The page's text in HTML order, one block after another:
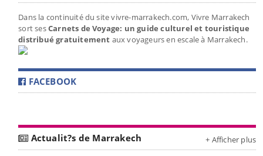
Dans la continuité du site vivre-marrakech.com, Vivre Marrakech
sort sesCarnets de Voyage: un guide culturel et touristique
distribué gratuitement aux voyageurs en escale à Marrakech.
FACEBOOK
Actualit?s de Marrakech + Afficher plus